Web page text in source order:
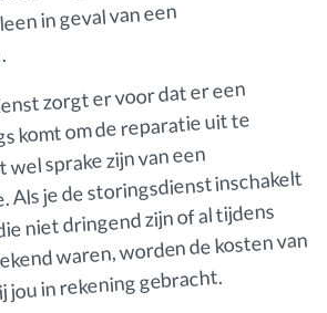
in geval van een
zorgt er voor dat er een
komt om de reparatie uit te
sprake zijn van een
je de storingsdienst inschakelt
niet dringend zijn of al tijdens
waren, worden de kosten van
in rekening gebracht.